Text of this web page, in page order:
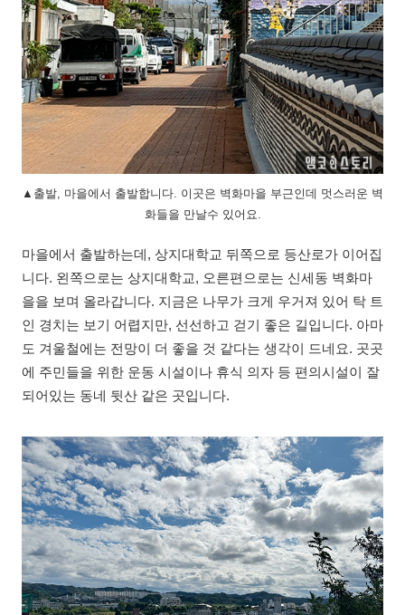
▲출발, 마을에서 출발합니다. 이곳은 벽화마을 부근인데 멋스러운 벽
화들을 만날수 있어요.
마을에서 출발하는데, 상지대학교 뒤쪽으로 등산로가 이어집
니다. 왼쪽으로는 상지대학교, 오른편으로는 신세동 벽화마
을을 보며 올라갑니다. 지금은 나무가 크게 우거져 있어 탁 트
인 경치는 보기 어렵지만, 선선하고 걷기 좋은 길입니다. 아마
도 겨울철에는 전망이 더 좋을 것 같다는 생각이 드네요. 곳곳
에 주민들을 위한 운동 시설이나 휴식 의자 등 편의시설이 잘
되어있는 동네 뒷산 같은 곳입니다.